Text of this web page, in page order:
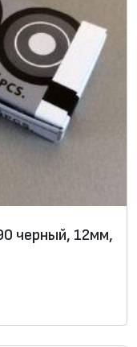
черный, 12мм,